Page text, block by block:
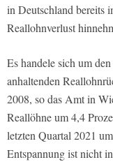
in Deutschland bereits
Reallohnverlust
Es handele sich um
anhaltenden
2008, so das Amt in
Reallöhne um 4,4
letzten Quartal 2021
Entspannung ist nicht